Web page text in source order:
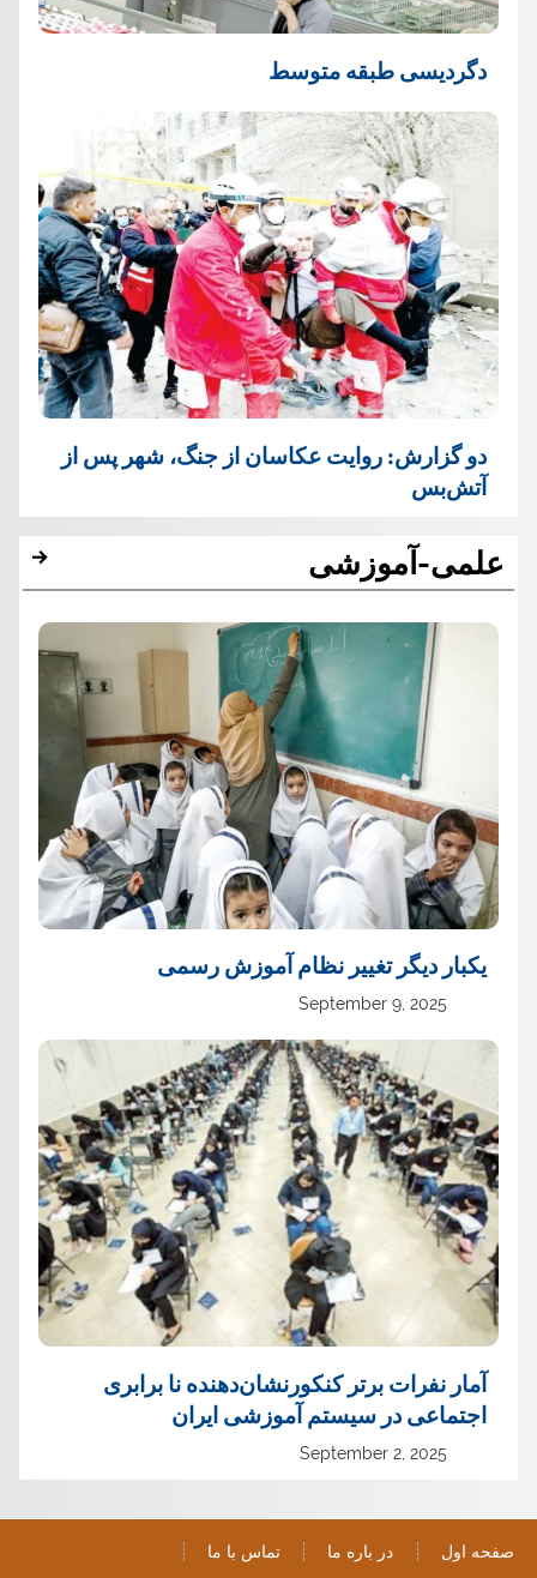
دگردیسی طبقه متوسط
دو گزارش: روایت عکاسان از جنگ، شهر پس از
آتش‌بس
علمی-آموزشی
یک‏بار دیگر تغییر نظام آموزش رسمی
September 9, 2025
آمار نفرات برتر کنکورنشان‌دهنده نا برابری
اجتماعی در سیستم آموزشی ایران
September 2, 2025
صفحه اول در باره ما تماس با ما